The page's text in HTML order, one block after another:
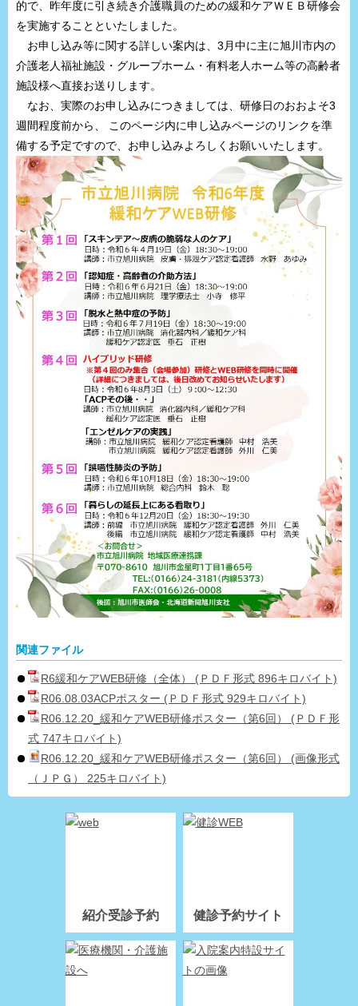
的で、昨年度に引き続き介護職員のための緩和ケアＷＥＢ研修会
を実施することといたしました。
お申し込み等に関する詳しい案内は、3月中に主に旭川市内の
介護老人福祉施設・グループホーム・有料老人ホーム等の高齢者
施設様へ直接お送りします。
なお、実際のお申し込みにつきましては、研修日のおおよそ3
週間程度前から、 このページ内に申し込みページのリンクを準
備する予定ですので、お申し込みよろしくお願いいたします。
関連ファイル
R6緩和ケアWEB研修（全体） (ＰＤＦ形式 896キロバイト)
R06.08.03ACPポスター (ＰＤＦ形式 929キロバイト)
R06.12.20_緩和ケアWEB研修ポスター（第6回） (ＰＤＦ形
式 747キロバイト)
R06.12.20_緩和ケアWEB研修ポスター（第6回） (画像形式
（ＪＰＧ） 225キロバイト)
紹介受診予約 健診予約サイト